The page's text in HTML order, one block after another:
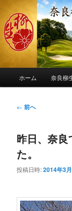
ン
コ
ン
へ
奈良柳生
ブログ
季節の話題、クラ
筆、喜怒哀楽などを
ホーム 奈良柳
投
ビ
ゲ
ー
シ
← 前へ
昨日、奈
た。
投稿日時:2014年3